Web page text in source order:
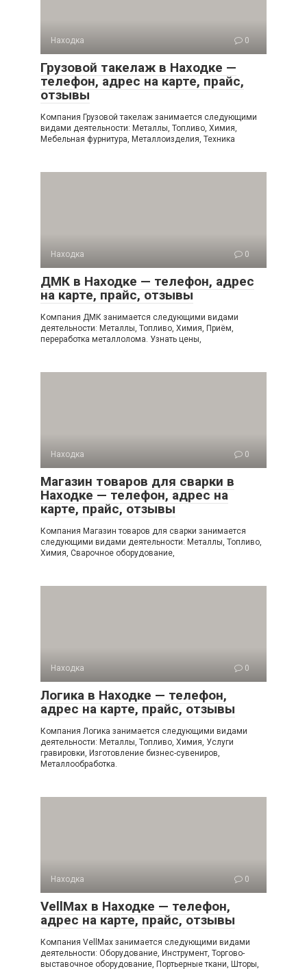
Находка 0
Грузовой такелаж в Находке —
телефон, адрес на карте, прайс,
отзывы
Компания Грузовой такелаж занимается следующими
видами деятельности: Металлы, Топливо, Химия,
Мебельная фурнитура, Металлоизделия, Техника
Находка 0
ДМК в Находке — телефон, адрес
на карте, прайс, отзывы
Компания ДМК занимается следующими видами
деятельности: Металлы, Топливо, Химия, Приём,
переработка металлолома. Узнать цены,
Находка 0
Магазин товаров для сварки в
Находке — телефон, адрес на
карте, прайс, отзывы
Компания Магазин товаров для сварки занимается
следующими видами деятельности: Металлы, Топливо,
Химия, Сварочное оборудование,
Находка 0
Логика в Находке — телефон,
адрес на карте, прайс, отзывы
Компания Логика занимается следующими видами
деятельности: Металлы, Топливо, Химия, Услуги
гравировки, Изготовление бизнес-сувениров,
Металлообработка.
Находка 0
VellMax в Находке — телефон,
адрес на карте, прайс, отзывы
Компания VellMax занимается следующими видами
деятельности: Оборудование, Инструмент, Торгово-
выставочное оборудование, Портьерные ткани, Шторы,